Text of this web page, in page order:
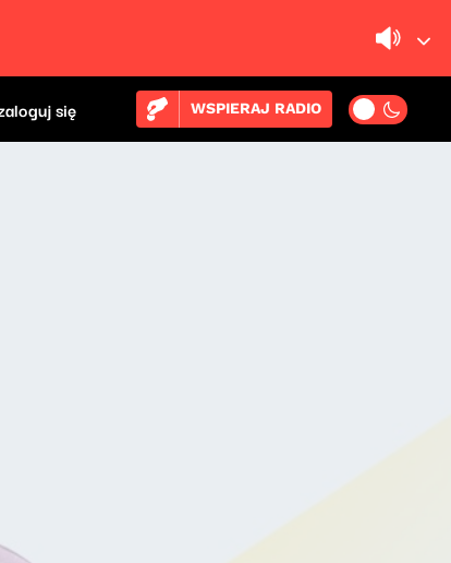
się WSPIERAJ RADIO